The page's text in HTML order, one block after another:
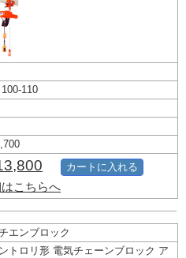
110
こちらへ
カートに入れる
エンブロック
トロリ形 電気チェーンブロック ア